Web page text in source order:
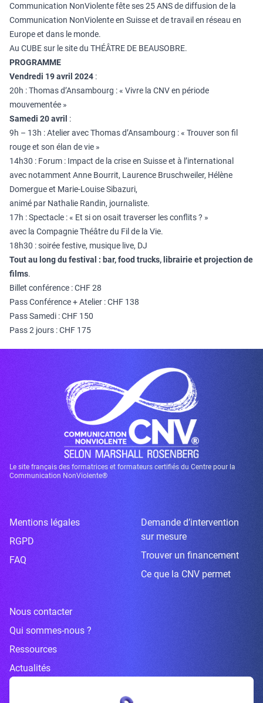
Communication NonViolente fête ses 25 ANS de diffusion de la
Communication NonViolente en Suisse et de travail en réseau en
Europe et dans le monde.
Au CUBE sur le site du THÉÂTRE DE BEAUSOBRE.
PROGRAMME
Vendredi 19 avril 2024 :
20h : Thomas d’Ansambourg : « Vivre la CNV en période
mouvementée »
Samedi 20 avril :
9h – 13h : Atelier avec Thomas d’Ansambourg : « Trouver son fil
rouge et son élan de vie »
14h30 : Forum : Impact de la crise en Suisse et à l’international
avec notamment Anne Bourrit, Laurence Bruschweiler, Hélène
Domergue et Marie-Louise Sibazuri,
animé par Nathalie Randin, journaliste.
17h : Spectacle : « Et si on osait traverser les conflits ? »
avec la Compagnie Théâtre du Fil de la Vie.
18h30 : soirée festive, musique live, DJ
Tout au long du festival : bar, food trucks, librairie et projection de
films.
Billet conférence : CHF 28
Pass Conférence + Atelier : CHF 138
Pass Samedi : CHF 150
Pass 2 jours : CHF 175
Le site français des formatrices et formateurs certifiés du Centre pour la
Communication NonViolente®
Mentions légales
RGPD
FAQ
Demande d’intervention
sur mesure
Trouver un financement
Ce que la CNV permet
Nous contacter
Qui sommes-nous ?
Ressources
Actualités